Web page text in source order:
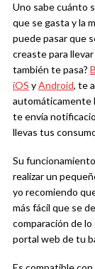
Uno sabe cuánto
que se gasta y la
puede pasar que
creaste para
también te pasa?
iOS yAndroid, te
automáticamente
te envía
llevas tus
Su
realizar un
yo recomiendo
más fácil que se
comparación de
portal web de tu